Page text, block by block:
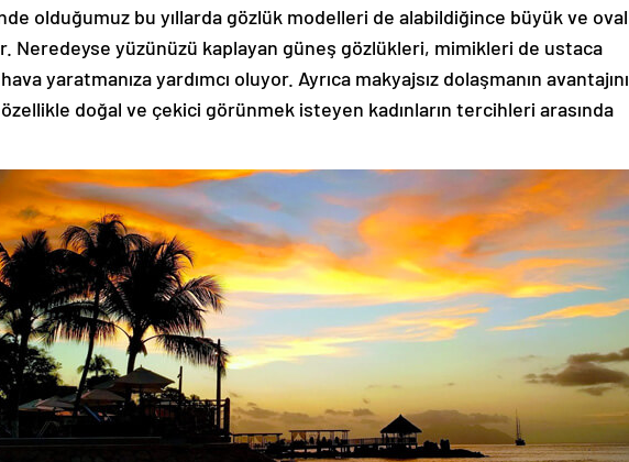
olduğumuz bu yıllarda gözlük modelleri de alabildiğince büyük ve oval
Neredeyse yüzünüzü kaplayan güneş gözlükleri, mimikleri de ustaca
yaratmanıza yardımcı oluyor. Ayrıca makyajsız dolaşmanın avantajını
doğal ve çekici görünmek isteyen kadınların tercihleri arasında